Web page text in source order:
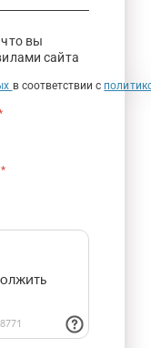
вы
сайта
в соответствии с
*